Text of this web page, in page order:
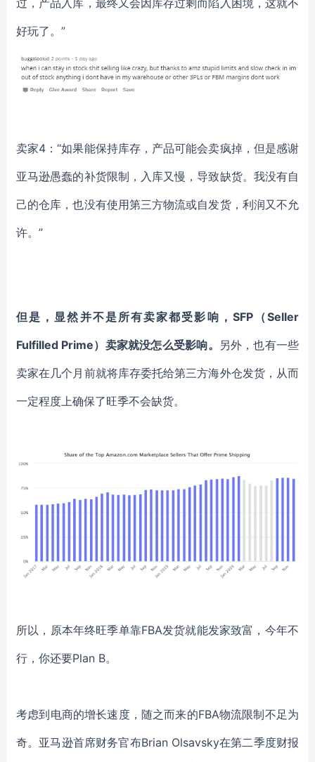
过，产品入库，最终又会因库存过剩而陷入困境，这就不
好玩了。”
卖家4：“如果能保持库存，产品可能会卖疯掉，但是感谢
亚马逊愚蠢的补货限制，入库又慢，导致缺货。我没有自
己的仓库，也没有使用第三方物流或自发货，利润又不允
许。”
但是，显然并不是所有卖家都受影响，SFP（Seller
Fulfilled Prime）卖家就没怎么受影响。 另外，也有一些
卖家在几个月前就将库存委托给第三方海外仓发货，从而
一定程度上确保了旺季不会缺货。
所以，原本年终旺季单靠FBA发货就能发家致富，今年不
行，你还要Plan B。
考虑到电商的增长速度，随之而来的FBA物流限制不足为
奇。亚马逊首席财务官布Brian Olsavsky在第二季度财报